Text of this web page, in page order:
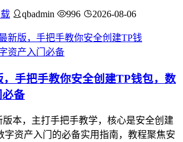
qbadmin 996 2026-08-06
，手把手教你安全创建TP钱包，数
必备
版本，主打手把手教学，核心是安全创建
字资产入门的必备实用指南，教程聚焦安